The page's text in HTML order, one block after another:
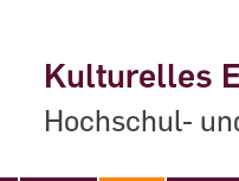
Kulturelles
Hochschul-